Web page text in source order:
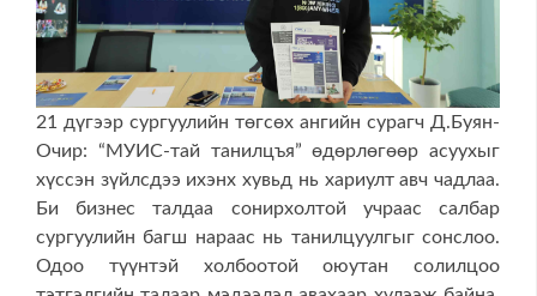
21 дүгээр сургуулийн төгсөх ангийн сурагч Д.Буян-
Очир: “МУИС-тай танилцъя” өдөрлөгөөр асуухыг
хүссэн зүйлсдээ ихэнх хувьд нь хариулт авч чадлаа.
Би бизнес талдаа сонирхолтой учраас салбар
сургуулийн багш нараас нь танилцуулгыг сонслоо.
Одоо түүнтэй холбоотой оюутан солилцоо